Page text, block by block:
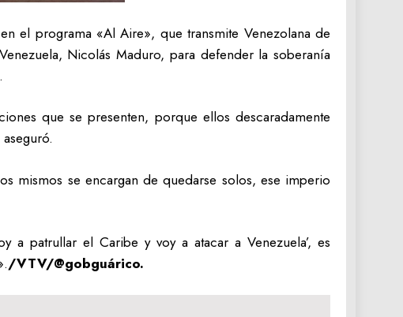
el programa «Al Aire», que transmite Venezolana de
Nicolás Maduro, para defender la soberanía
que se presenten, porque ellos descaradamente
mismos se encargan de quedarse solos, ese imperio
patrullar el Caribe y voy a atacar a Venezuela’, es
/VTV/@gobguárico.